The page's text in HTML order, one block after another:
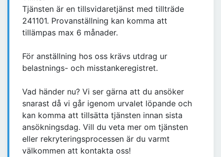
Tjänsten är en tillsvidaretjänst med tillträde
241101. Provanställning kan komma att
tillämpas max 6 månader.
För anställning hos oss krävs utdrag ur
belastnings- och misstankeregistret.
Vad händer nu? Vi ser gärna att du ansöker
snarast då vi går igenom urvalet löpande och
kan komma att tillsätta tjänsten innan sista
ansökningsdag. Vill du veta mer om tjänsten
eller rekryteringsprocessen är du varmt
välkommen att kontakta oss!